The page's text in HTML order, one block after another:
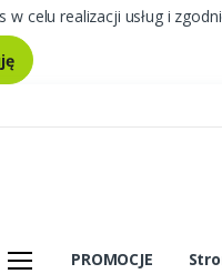
celu realizacji usług i
PROMOCJE